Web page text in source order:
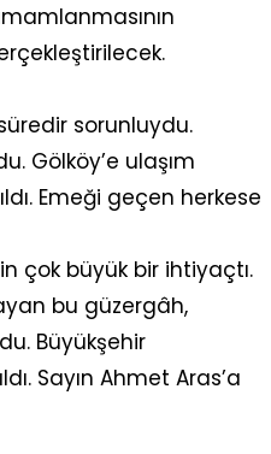
sorunluydu.
Gölköy’e ulaşım
Emeği geçen herkese
çok büyük bir ihtiyaçtı.
bu güzergâh,
Büyükşehir
Sayın Ahmet Aras’a